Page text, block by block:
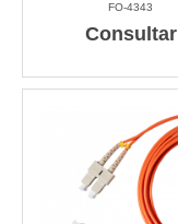
FO-4343
Consultar